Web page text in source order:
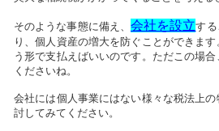
そのような事態に備え、会社を設立す
り、個人資産の増大を防ぐことができま
う形で支払えばいいのです。ただこの場合
くださいね。
会社には個人事業にはない様々な税法上
討してみてください。